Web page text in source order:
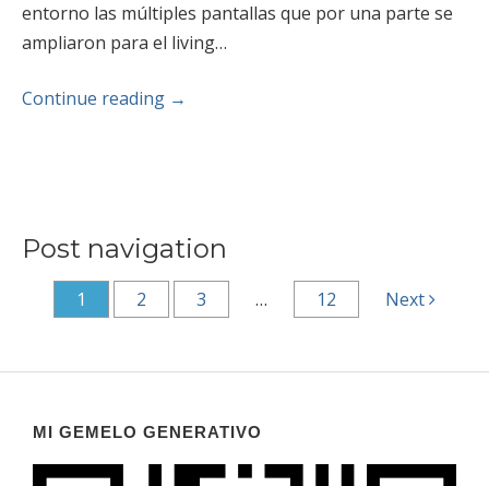
entorno las múltiples pantallas que por una parte se
ampliaron para el living…
Continue reading →
Post navigation
1 2 3 … 12 Next
MI GEMELO GENERATIVO